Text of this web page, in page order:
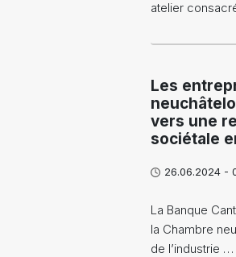
atelier
Les
vers une
sociétale
26.06.2024 -
La Banque
la Chambre
de l’industrie …